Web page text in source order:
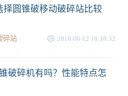
圆锥破移动破碎站比较
碎站 2018-06-12 18:18:32
破碎机有吗？性能特点怎